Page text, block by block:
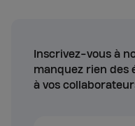
Inscrivez-vous à
manquez rien des
à vos